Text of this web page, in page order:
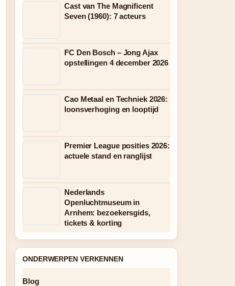
Cast van The Magnificent
Seven (1960): 7 acteurs
FC Den Bosch – Jong Ajax
opstellingen 4 december 2026
Cao Metaal en Techniek 2026:
loonsverhoging en looptijd
Premier League posities 2026:
actuele stand en ranglijst
Nederlands
Openluchtmuseum in
Arnhem: bezoekersgids,
tickets & korting
ONDERWERPEN VERKENNEN
Blog